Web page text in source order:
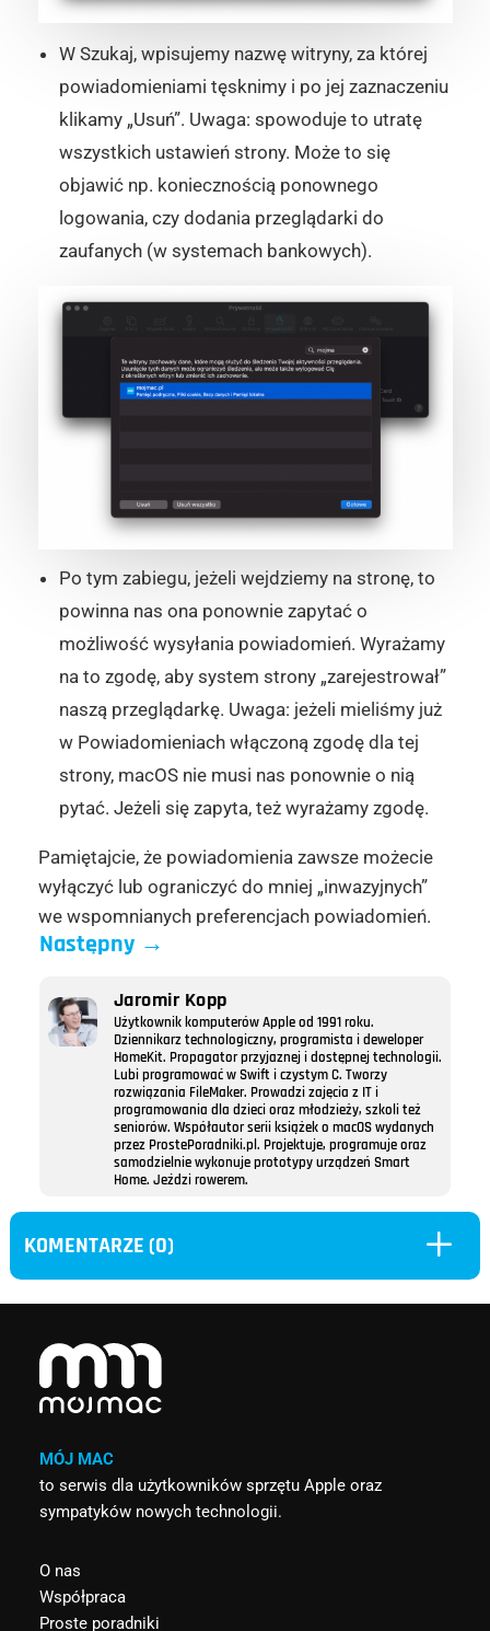
W Szukaj, wpisujemy nazwę witryny, za której
powiadomieniami tęsknimy i po jej zaznaczeniu
klikamy „Usuń”. Uwaga: spowoduje to utratę
wszystkich ustawień strony. Może to się
objawić np. koniecznością ponownego
logowania, czy dodania przeglądarki do
zaufanych (w systemach bankowych).
Po tym zabiegu, jeżeli wejdziemy na stronę, to
powinna nas ona ponownie zapytać o
możliwość wysyłania powiadomień. Wyrażamy
na to zgodę, aby system strony „zarejestrował”
naszą przeglądarkę. Uwaga: jeżeli mieliśmy już
w Powiadomieniach włączoną zgodę dla tej
strony, macOS nie musi nas ponownie o nią
pytać. Jeżeli się zapyta, też wyrażamy zgodę.
Pamiętajcie, że powiadomienia zawsze możecie
wyłączyć lub ograniczyć do mniej „inwazyjnych”
we wspomnianych preferencjach powiadomień.
Następny→
Jaromir Kopp
Użytkownik komputerów Apple od 1991 roku.
Dziennikarz technologiczny, programista i deweloper
HomeKit. Propagator przyjaznej i dostępnej technologii.
Lubi programować w Swift i czystym C. Tworzy
rozwiązania FileMaker. Prowadzi zajęcia z IT i
programowania dla dzieci oraz młodzieży, szkoli też
seniorów. Współautor serii książek o macOS wydanych
przez ProstePoradniki.pl. Projektuje, programuje oraz
samodzielnie wykonuje prototypy urządzeń Smart
Home. Jeździ rowerem.
KOMENTARZE (0) L
MÓJ MAC
to serwis dla użytkowników sprzętu Apple oraz
sympatyków nowych technologii.
O nas
Współpraca
Proste poradniki